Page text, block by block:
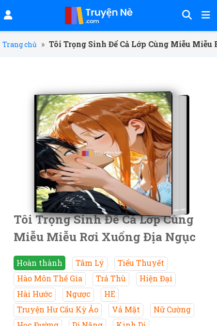
Trang chủ » Tôi Trọng Sinh Để Cả Lớp Cùng Miễu Miễu
Tôi Trọng Sinh Để Cả Lớp Cùng
Miễu Miễu Rơi Xuống Địa Ngục
Hoàn thành Tâm Lý
Tiểu Thuyết
Hào Môn Thế Gia
Trả Thù
Hiện Đại
Hài Hước
Ngược
HE
Truyện Hư Cấu Kỳ Ảo
Vả Mặt
Nữ Cường